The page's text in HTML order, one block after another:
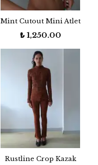
Mint Cutout Mini Atlet
₺ 1,250.00
Rustline Crop Kazak